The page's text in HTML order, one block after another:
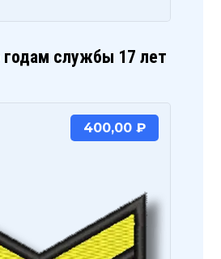
годам службы 17 лет
400,00 ₽